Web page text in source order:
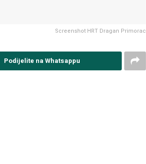
Screenshot HRT Dragan Primorac
Podijelite na Whatsappu